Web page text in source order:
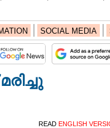
SOCIAL MEDIA
READ ENGLISH